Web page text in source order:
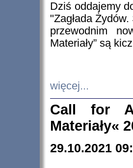
Dziś oddajemy
"Zagłada
przewodnim
Materiały” są
więcej...
Call for
Materiały«
29.10.2021